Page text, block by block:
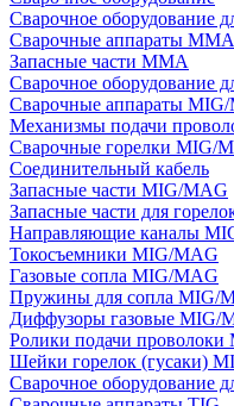
Сварочное оборудование
Сварочные аппараты MMA
Запасные части MMA
Сварочное оборудование
Сварочные аппараты
Механизмы подачи
Сварочные горелки MIG/
Соединительный кабель
Запасные части MIG/MAG
Запасные части для
Направляющие каналы
Токосъемники MIG/MAG
Газовые сопла MIG/MAG
Пружины для сопла MIG/
Диффузоры газовые MIG/
Ролики подачи
Шейки горелок (гусаки)
Сварочное оборудование